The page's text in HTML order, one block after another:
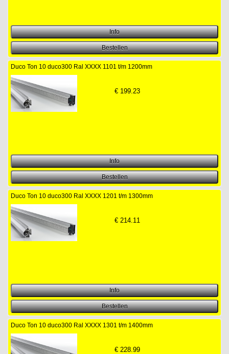
Duco Ton 10 duco300 Ral XXXX 1101 t/m 1200mm
€ 199.23
Duco Ton 10 duco300 Ral XXXX 1201 t/m 1300mm
€ 214.11
Duco Ton 10 duco300 Ral XXXX 1301 t/m 1400mm
€ 228.99